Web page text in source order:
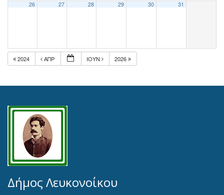
26 27 28 29 30 31
2024 ΑΠΡ ΙΟΎΝ 2026
Δήμος Λευκονοίκου